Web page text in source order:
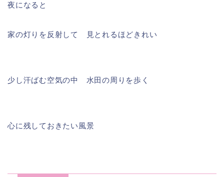
夜になると
家の灯りを反射して 見とれるほどきれい
少し汗ばむ空気の中 水田の周りを歩く
心に残しておきたい風景